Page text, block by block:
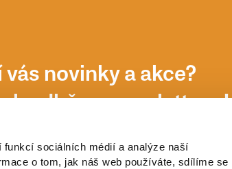
sociálních médií a analýze naší
o tom, jak náš web používáte, sdílíme se
novinky a akce?
k odběru newsletteru!